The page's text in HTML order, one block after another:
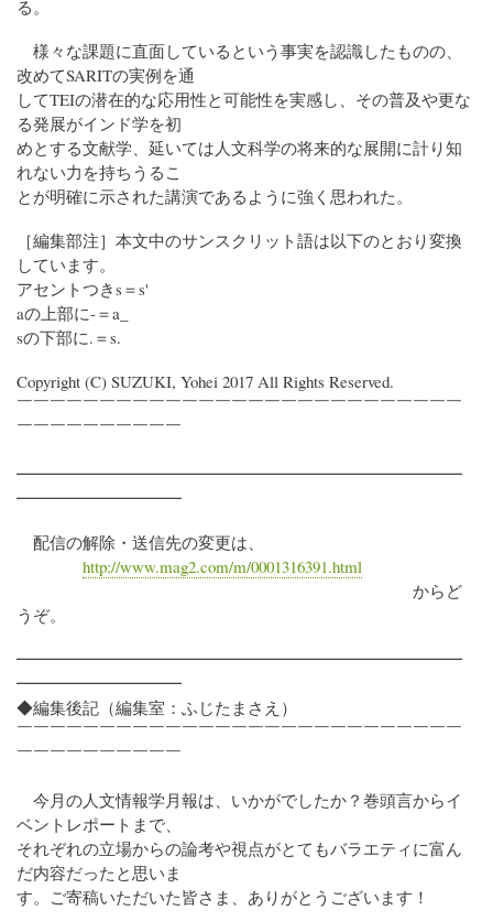
る。
様々な課題に直面しているという事実を認識したものの、
改めてSARITの実例を通
してTEIの潜在的な応用性と可能性を実感し、その普及や更な
る発展がインド学を初
めとする文献学、延いては人文科学の将来的な展開に計り知
れない力を持ちうるこ
とが明確に示された講演であるように強く思われた。
［編集部注］本文中のサンスクリット語は以下のとおり変換
しています。
アセントつきs＝s'
aの上部に-＝a_
sの下部に.＝s.
Copyright (C) SUZUKI, Yohei 2017 All Rights Reserved.
￣￣￣￣￣￣￣￣￣￣￣￣￣￣￣￣￣￣￣￣￣￣￣￣￣￣￣
￣￣￣￣￣￣￣￣￣￣
━━━━━━━━━━━━━━━━━━━━━━━━━━━
━━━━━━━━━━
配信の解除・送信先の変更は、
http://www.mag2.com/m/0001316391.html
からど
うぞ。
━━━━━━━━━━━━━━━━━━━━━━━━━━━
━━━━━━━━━━
◆編集後記（編集室：ふじたまさえ）
￣￣￣￣￣￣￣￣￣￣￣￣￣￣￣￣￣￣￣￣￣￣￣￣￣￣￣
￣￣￣￣￣￣￣￣￣￣
今月の人文情報学月報は、いかがでしたか？巻頭言からイ
ベントレポートまで、
それぞれの立場からの論考や視点がとてもバラエティに富ん
だ内容だったと思いま
す。ご寄稿いただいた皆さま、ありがとうございます！